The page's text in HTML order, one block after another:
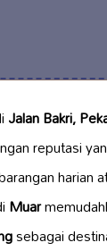
Jalan Bakri,
reputasi
harian
Muar
sebagai